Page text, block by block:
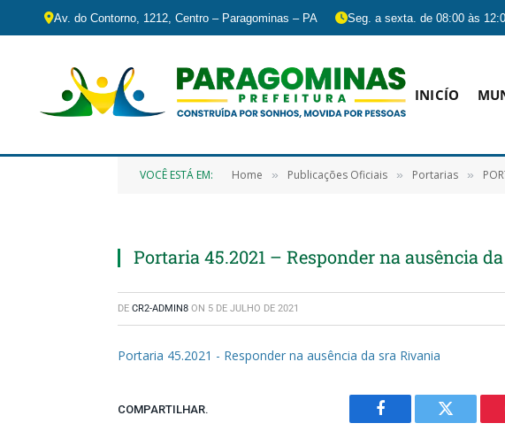
Av. do Contorno, 1212, Centro – Paragominas – PA Seg. a sexta. de 08:00 às
INICÍO
VOCÊ ESTÁ EM: Home » Publicações Oficiais » Portarias »
Portaria 45.2021 – Responder na ausência
DE CR2-ADMIN8 ON 5 DE JULHO DE 2021
Portaria 45.2021 - Responder na ausência da sra Rivania
COMPARTILHAR.
Facebook Twitter